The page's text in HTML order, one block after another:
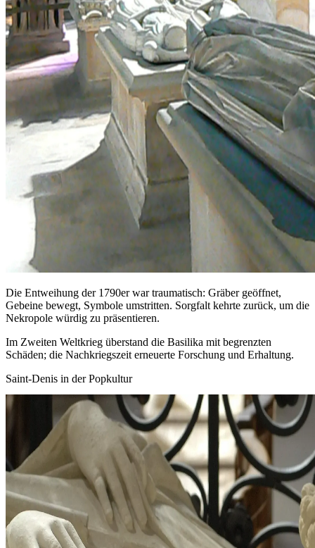
Die Entweihung der 1790er war traumatisch: Gräber geöffnet,
Gebeine bewegt, Symbole umstritten. Sorgfalt kehrte zurück, um die
Nekropole würdig zu präsentieren.
Im Zweiten Weltkrieg überstand die Basilika mit begrenzten
Schäden; die Nachkriegszeit erneuerte Forschung und Erhaltung.
Saint‑Denis in der Popkultur